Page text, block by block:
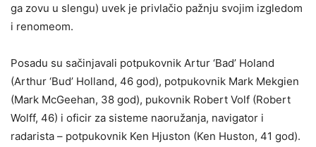
ga zovu u slengu) uvek je privlačio pažnju svojim izgledom
i renomeom.
Posadu su sačinjavali potpukovnik Artur ‘Bad’ Holand
(Arthur ‘Bud’ Holland, 46 god), potpukovnik Mark Mekgien
(Mark McGeehan, 38 god), pukovnik Robert Volf (Robert
Wolff, 46) i oficir za sisteme naoružanja, navigator i
radarista – potpukovnik Ken Hjuston (Ken Huston, 41 god).